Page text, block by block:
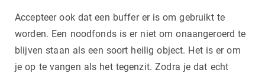
Accepteer ook dat een buffer er is om gebruikt te
worden. Een noodfonds is er niet om onaangeroerd te
blijven staan als een soort heilig object. Het is er om
je op te vangen als het tegenzit. Zodra je dat echt